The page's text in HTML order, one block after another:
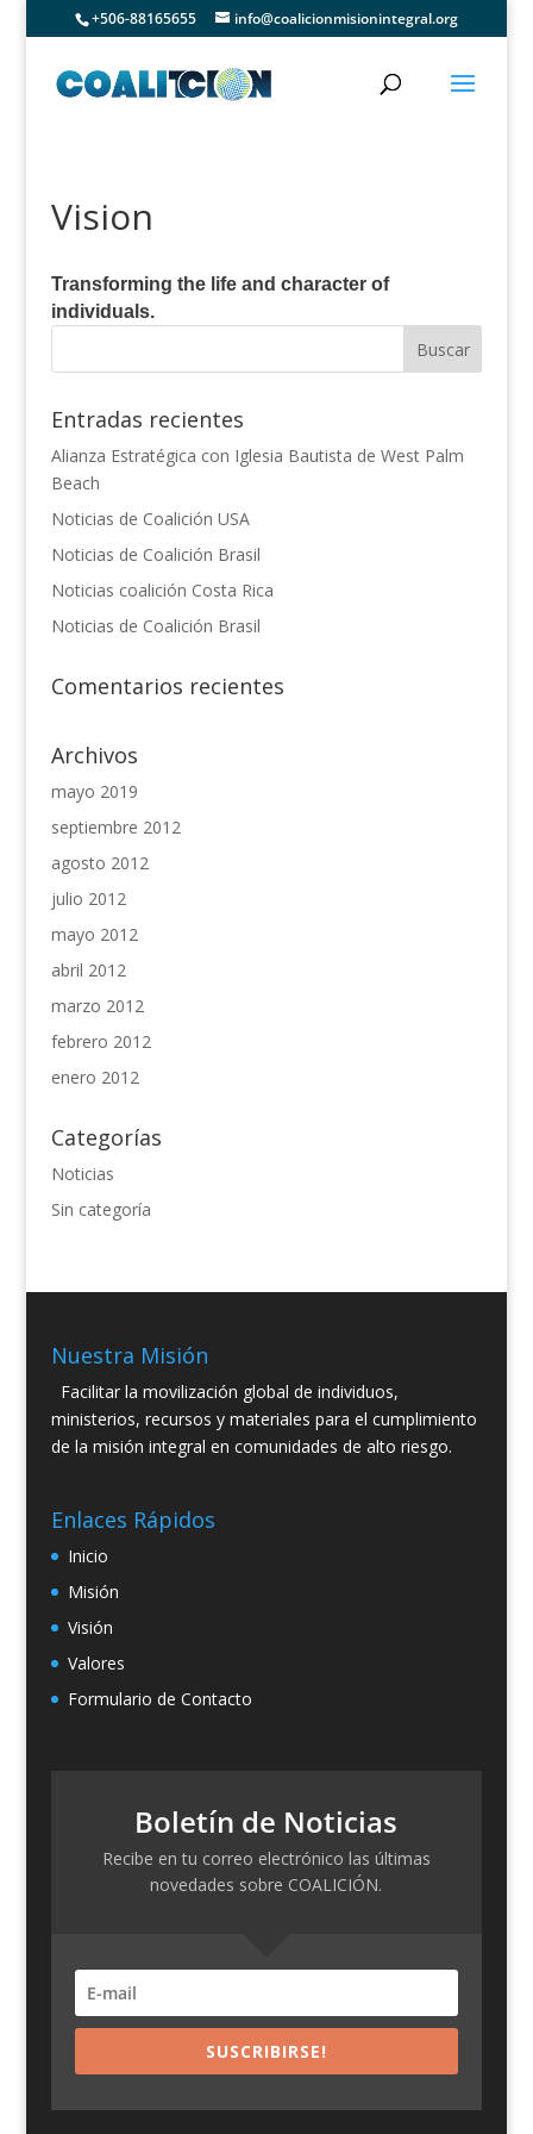
+506-88165655 info@coalicionmisionintegral.org
Vision
Transforming the life and character of
individuals.
Entradas recientes
Alianza Estratégica con Iglesia Bautista de West Palm
Beach
Noticias de Coalición USA
Noticias de Coalición Brasil
Noticias coalición Costa Rica
Noticias de Coalición Brasil
Comentarios recientes
Archivos
mayo 2019
septiembre 2012
agosto 2012
julio 2012
mayo 2012
abril 2012
marzo 2012
febrero 2012
enero 2012
Categorías
Noticias
Sin categoría
Nuestra Misión
Facilitar la movilización global de individuos,
ministerios, recursos y materiales para el cumplimiento
de la misión integral en comunidades de alto riesgo.
Enlaces Rápidos
Inicio
Misión
Visión
Valores
Formulario de Contacto
Boletín de Noticias
Recibe en tu correo electrónico las últimas
novedades sobre COALICIÓN.
SUSCRIBIRSE!